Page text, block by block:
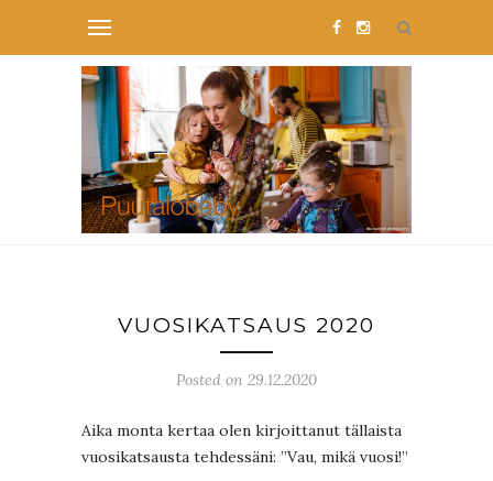
VUOSIKATSAUS 2020
Posted on 29.12.2020
Aika monta kertaa olen kirjoittanut tällaista
vuosikatsausta tehdessäni: ”Vau, mikä vuosi!”